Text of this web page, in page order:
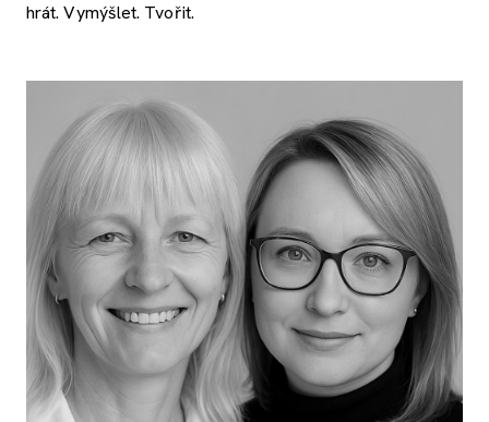
hrát. Vymýšlet. Tvořit.